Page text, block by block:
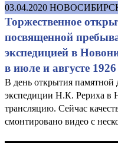
03.04.2020
Торжественное
посвященной
экспедицией в
в июле и августе 1926
В день открытия
экспедиции Н.К. Рериха в
трансляцию. Сейчас
смонтировано видео с